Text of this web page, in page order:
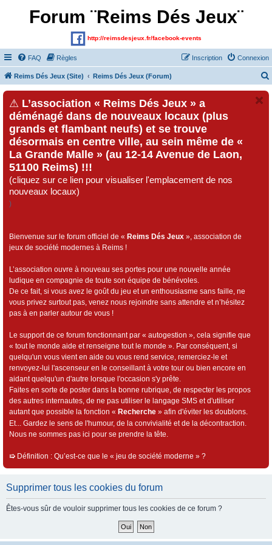
Forum ¨Reims Dés Jeux¨
http://reimsdesjeux.fr/facebook-events
FAQ Règles Connexion
Inscription
Reims Dés Jeux (Site) Reims Dés Jeux (Forum)
⚠ L’association « Reims Dés Jeux » a
déménagé dans de nouveaux locaux (plus
grands et flambant neufs) et se trouve
désormais en centre ville, au sein même de «
La Grande Malle » (au 12-14 Avenue de Laon,
51100 Reims) !!!
(cliquez sur ce lien pour visualiser l'emplacement de nos
nouveaux locaux)
)
Bienvenue sur le forum officiel de « Reims Dés Jeux », association de
jeux de société modernes à Reims !
L’association ouvre à nouveau ses portes pour une nouvelle année
ludique en compagnie de toute son équipe de bénévoles.
De ce fait, si vous avez le goût du jeu et un enthousiasme sans faille, ne
vous privez surtout pas, venez nous rejoindre sans attendre et n’hésitez
pas à en parler autour de vous !
Le support de ce forum fonctionnant par « autogestion », cela signifie que
« tout le monde aide et renseigne tout le monde ». Par conséquent, si
quelqu'un vous vient en aide ou vous rend service, remerciez-le et
renvoyez-lui l'ascenseur en le conseillant à votre tour ou bien encore en
aidant quelqu'un d'autre lorsque l'occasion s'y prête.
Faites en sorte de poster dans la bonne rubrique, de respecter les propos
des autres internautes, de ne pas utiliser le langage SMS et d'utiliser
autant que possible la fonction « Recherche » afin d'éviter les doublons.
Et... Gardez le sens de l'humour, de la convivialité et de la décontraction.
Nous ne sommes pas ici pour se prendre la tête.
➯ Définition : Qu’est-ce que le « jeu de société moderne » ?
Supprimer tous les cookies du forum
Êtes-vous sûr de vouloir supprimer tous les cookies de ce forum ?